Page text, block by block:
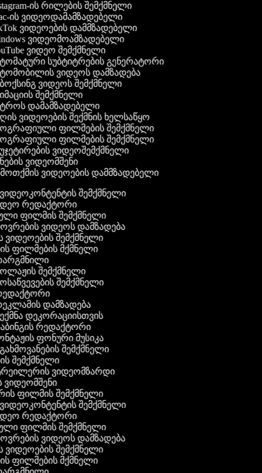
ის რილების შემქმნელი
ის ვიდეოდამამზადებელი
ვიდეოების დამმზადებელი
ვიდეომოამზადებელი
ვიდეო შემქმნელი
სუბტიტრების გენერატორი
ვიდეოს დამზადება
ვიდეოს შემქმნელი
შემქმნელი
დამამზადებელი
ვიდეოების შექმნის ხელსაწყო
ფილმების შემქმნელი
ფილმების შემქმნელი
ვიდეოშემქმნელი
ვიდეომშენი
ვიდეოების დამმზადებელი
ვიდეოკონტენტის შემქმნელი
რედაქტორი
ფილმის შემქმნელი
ვიდეოს დამზადება
ვიდეოების შემქმნელი
ფილმების მქმნელი
შემქმნელი
შემქმნელი
დამზადება
დეკორაციისთვის
რედაქტორი
ფონური მუსიკა
შემქმნელი
შემქმნელი
ვიდეომზარდი
ვიდეომშენი
ფილმის შემქმნელი
ვიდეოკონტენტის შემქმნელი
რედაქტორი
ფილმის შემქმნელი
ვიდეოს დამზადება
ვიდეოების შემქმნელი
ფილმების მქმნელი